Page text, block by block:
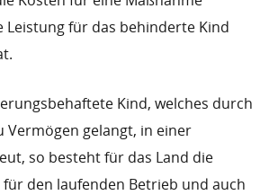
Leistung für das behinderte Kind
Kind, welches durch
Vermögen gelangt, in einer
so besteht für das Land die
den laufenden Betrieb und auch